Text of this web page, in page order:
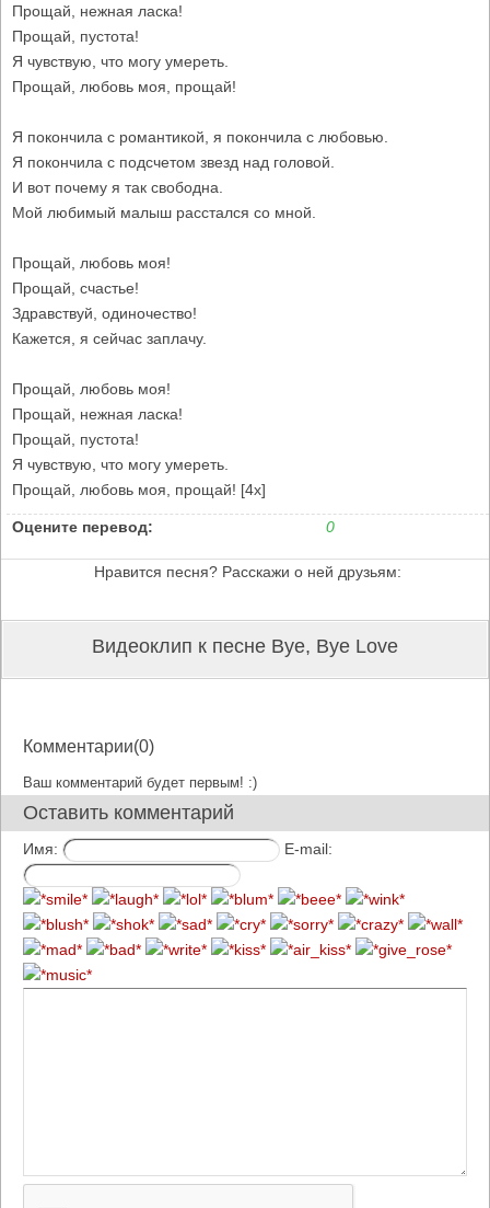
Прощай, нежная ласка!
Прощай, пустота!
Я чувствую, что могу умереть.
Прощай, любовь моя, прощай!
Я покончила с романтикой, я покончила с любовью.
Я покончила с подсчетом звезд над головой.
И вот почему я так свободна.
Мой любимый малыш расстался со мной.
Прощай, любовь моя!
Прощай, счастье!
Здравствуй, одиночество!
Кажется, я сейчас заплачу.
Прощай, любовь моя!
Прощай, нежная ласка!
Прощай, пустота!
Я чувствую, что могу умереть.
Прощай, любовь моя, прощай! [4x]
Оцените перевод: 0
Нравится песня? Расскажи о ней друзьям:
Видеоклип к песне Bye, Bye Love
Комментарии(0)
Ваш комментарий будет первым! :)
Оставить комментарий
Имя: E-mail: